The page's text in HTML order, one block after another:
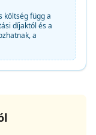
költség függ a
díjaktól és a
a